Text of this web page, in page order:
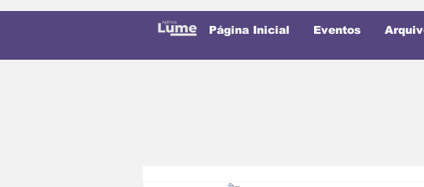
Página Inicial Eventos